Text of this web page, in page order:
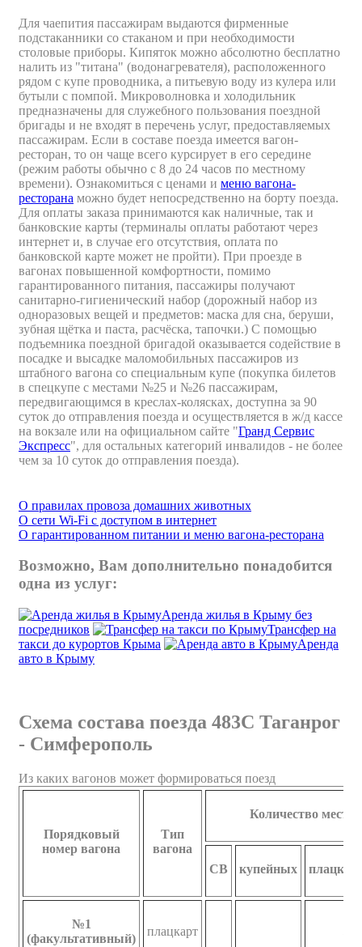
Для чаепития пассажирам выдаются фирменные
подстаканники со стаканом и при необходимости
столовые приборы. Кипяток можно абсолютно бесплатно
налить из "титана" (водонагревателя), расположенного
рядом с купе проводника, а питьевую воду из кулера или
бутыли с помпой. Микроволновка и холодильник
предназначены для служебного пользования поездной
бригады и не входят в перечень услуг, предоставляемых
пассажирам. Если в составе поезда имеется вагон-
ресторан, то он чаще всего курсирует в его середине
(режим работы обычно с 8 до 24 часов по местному
времени). Ознакомиться с ценами и меню вагона-
ресторана можно будет непосредственно на борту поезда.
Для оплаты заказа принимаются как наличные, так и
банковские карты (терминалы оплаты работают через
интернет и, в случае его отсутствия, оплата по
банковской карте может не пройти). При проезде в
вагонах повышенной комфортности, помимо
гарантированного питания, пассажиры получают
санитарно-гигиенический набор (дорожный набор из
одноразовых вещей и предметов: маска для сна, беруши,
зубная щётка и паста, расчёска, тапочки.) C помощью
подъемника поездной бригадой оказывается содействие в
посадке и высадке маломобильных пассажиров из
штабного вагона со специальным купе (покупка билетов
в спецкупе с местами №25 и №26 пассажирам,
передвигающимся в креслах-колясках, доступна за 90
суток до отправления поезда и осуществляется в ж/д кассе
на вокзале или на официальном сайте "Гранд Сервис
Экспресс", для остальных категорий инвалидов - не более
чем за 10 суток до отправления поезда).
О правилах провоза домашних животных
О сети Wi-Fi с доступом в интернет
О гарантированном питании и меню вагона-ресторана
Возможно, Вам дополнительно понадобится
одна из услуг:
Аренда жилья в Крыму без
посредников
Трансфер на
такси до курортов Крыма
Аренда
авто в Крыму
Схема состава поезда 483С Таганрог
- Симферополь
Из каких вагонов может формироваться поезд
Порядковый
номер вагона
Тип
вагона
Количество мест
СВ купейных
№1
(факультативный)
плацкарт